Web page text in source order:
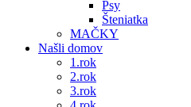
Psy
Šteniatka
MAČKY
Našli domov
1.rok
2.rok
3.rok